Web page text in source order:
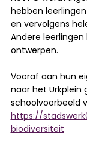
hebben
en vervolgens
Andere
ontwerpen.
Vooraf aan hun
naar het Urkplein
schoolvoorbeeld
https://
biodiversiteit